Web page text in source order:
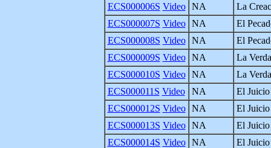
ECS000006S Video NA
La
ECS000007S Video NA
El
ECS000008S Video NA
El
ECS000009S Video NA
La
ECS000010S Video NA
La
ECS000011S Video NA
El
ECS000012S Video NA
El
ECS000013S Video NA
El
ECS000014S Video NA
El